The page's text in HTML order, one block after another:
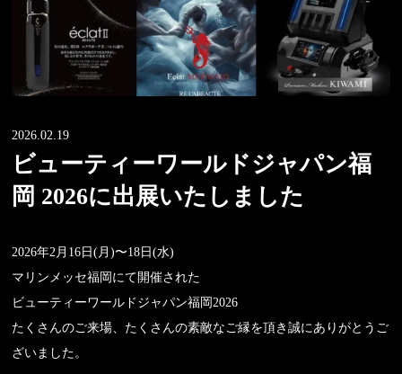
2026.02.19
ビューティーワールドジャパン福
岡 2026に出展いたしました
2026年2月16日(月)〜18日(水)
マリンメッセ福岡にて開催された
ビューティーワールドジャパン福岡2026
たくさんのご来場、たくさんの素敵なご縁を頂き誠にありがとうご
ざいました。